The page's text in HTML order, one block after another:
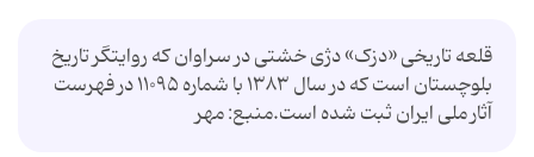
قلعه تاریخی «دزک» دژی خشتی در سراوان که روایتگر تاریخ
بلوچستان است که در سال ۱۳۸۳ با شماره ۱۱۰۹۵ در فهرست
آثار ملی ایران ثبت شده است.منبع: مهر